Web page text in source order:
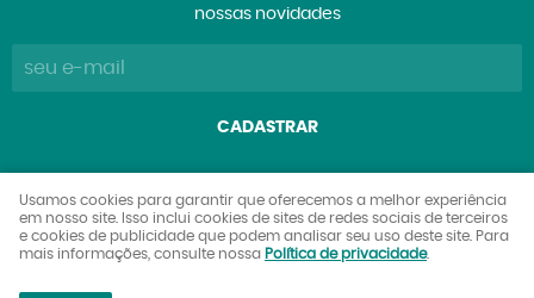
nossas novidades
CADASTRAR
Explorers Club Comércio de Brinquedos e Colecionáveis
Ltda
CNPJ: 27.842.089/0001-90
Usamos cookies para garantir que oferecemos a melhor experiência
em nosso site. Isso inclui cookies de sites de redes sociais de terceiros
e cookies de publicidade que podem analisar seu uso deste site. Para
mais informações, consulte nossa Política de privacidade.